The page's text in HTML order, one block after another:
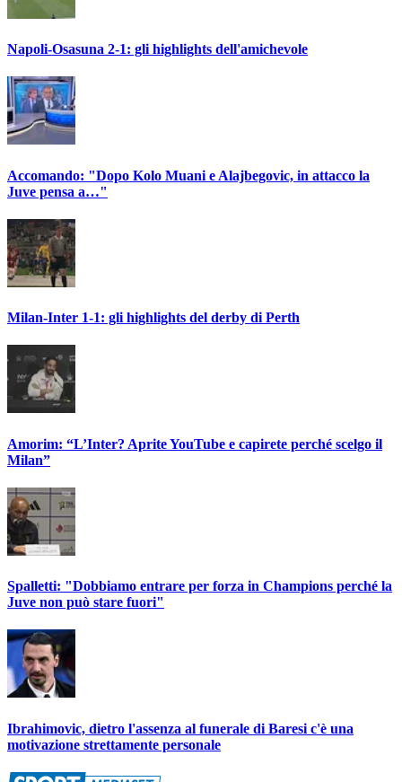
Napoli-Osasuna 2-1: gli highlights dell'amichevole
Accomando: "Dopo Kolo Muani e Alajbegovic, in attacco la
Juve pensa a…"
Milan-Inter 1-1: gli highlights del derby di Perth
Amorim: “L’Inter? Aprite YouTube e capirete perché scelgo il
Milan”
Spalletti: "Dobbiamo entrare per forza in Champions perché la
Juve non può stare fuori"
Ibrahimovic, dietro l'assenza al funerale di Baresi c'è una
motivazione strettamente personale